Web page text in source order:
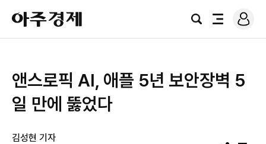
아
주
경
검
전
로
그
앤스로픽 AI, 애플 5년 보안장벽 5
일 만에 뚫었다
김성현 기자